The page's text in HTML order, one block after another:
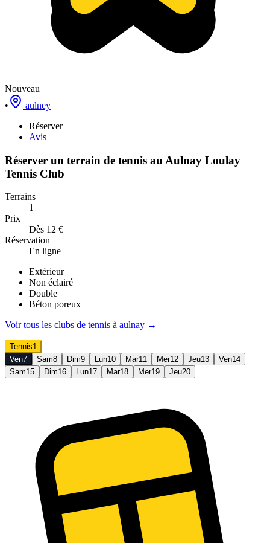
Nouveau
•
aulney
Réserver
Avis
Réserver un terrain de tennis au Aulnay Loulay
Tennis Club
Terrains
1
Prix
Dès 12 €
Réservation
En ligne
Extérieur
Non éclairé
Double
Béton poreux
Voir tous les clubs de tennis à aulnay →
Tennis1
Ven7 Sam8 Dim9 Lun10 Mar11 Mer12 Jeu13 Ven14
Sam15 Dim16 Lun17 Mar18 Mer19 Jeu20